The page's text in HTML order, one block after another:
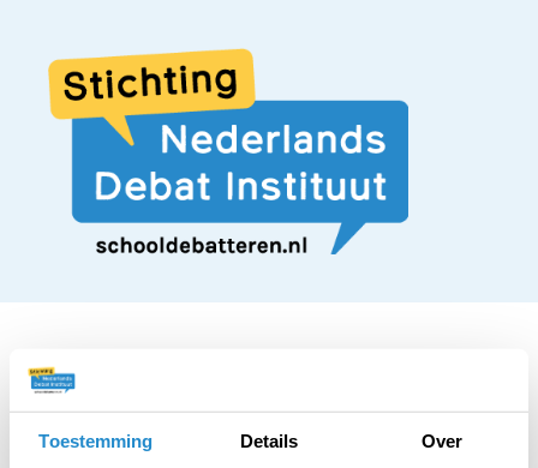
Toestemming Details Over
STELLING